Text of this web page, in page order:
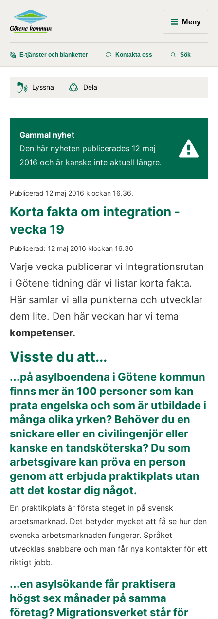
Meny
E-tjänster och blanketter Kontakta oss Sök
Lyssna Dela
Gammal nyhet
Den här nyheten publicerades 12 maj
2016 och är kanske inte aktuell längre.
Publicerad 12 maj 2016 klockan 16.36.
Korta fakta om integration -
vecka 19
Publicerad: 12 maj 2016 klockan 16.36
Varje vecka publicerar vi Integrationsrutan
i Götene tidning där vi listar korta fakta.
Här samlar vi alla punkterna och utvecklar
kompetenser.
Visste du att...
...på asylboendena i Götene kommun
finns mer än 100 personer som kan
prata engelska och som är utbildade i
många olika yrken? Behöver du en
snickare eller en civilingenjör eller
kanske en tandsköterska? Du som
arbetsgivare kan pröva en person
genom att erbjuda praktikplats utan
att det kostar dig något.
En praktikplats är första steget in på svensk
arbetsmarknad. Det betyder mycket att få se hur den
svenska arbetsmarknaden fungerar. Språket
utvecklas snabbare och man får nya kontakter för ett
riktigt jobb.
...en asylsökande får praktisera
högst sex månader på samma
företag? Migrationsverket står för